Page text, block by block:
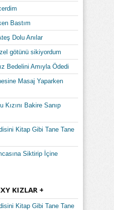
Bastım
Dolu Anılar
götünü sikiyordum
Bedelini Amıyla Ödedi
Masaj Yaparken
Bakire Sanıp
Kitap Gibi Tane Tane
Siktirip İçine
KIZLAR +
Kitap Gibi Tane Tane